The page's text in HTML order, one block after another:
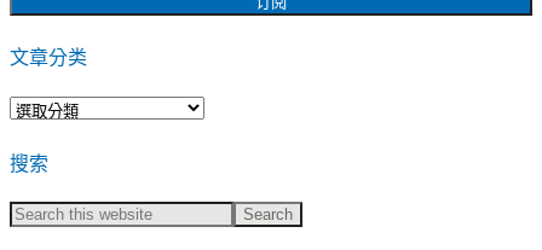
文章分类
文
分
类
搜索